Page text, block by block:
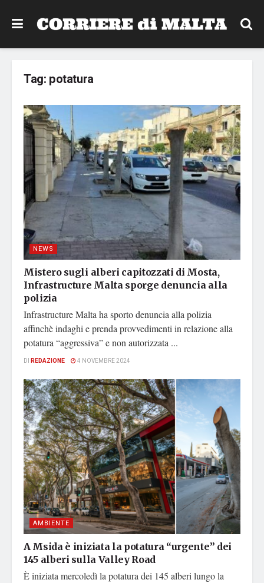
Tag: potatura
NEWS
Mistero sugli alberi capitozzati di Mosta,
Infrastructure Malta sporge denuncia alla
polizia
Infrastructure Malta ha sporto denuncia alla polizia
affinchè indaghi e prenda provvedimenti in relazione alla
potatura “aggressiva” e non autorizzata ...
DI REDAZIONE 4 NOVEMBRE 2024
AMBIENTE
A Msida è iniziata la potatura “urgente” dei
145 alberi sulla Valley Road
È iniziata mercoledì la potatura dei 145 alberi lungo la